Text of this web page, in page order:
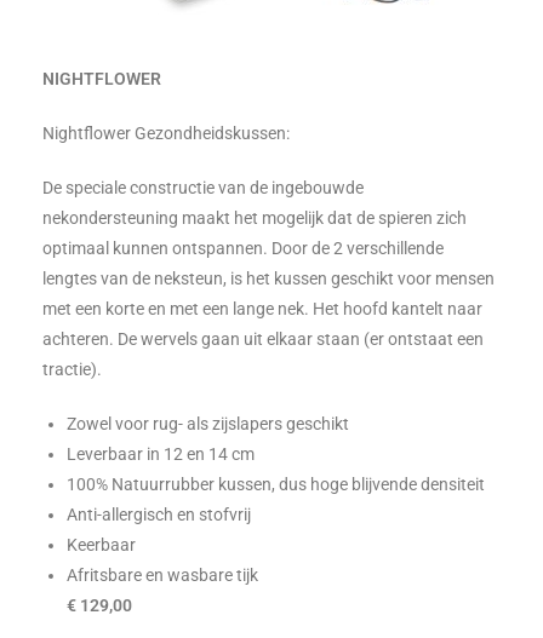
NIGHTFLOWER
Nightflower Gezondheidskussen:
De speciale constructie van de ingebouwde
nekondersteuning maakt het mogelijk dat de spieren zich
optimaal kunnen ontspannen. Door de 2 verschillende
lengtes van de neksteun, is het kussen geschikt voor mensen
met een korte en met een lange nek. Het hoofd kantelt naar
achteren. De wervels gaan uit elkaar staan (er ontstaat een
tractie).
Zowel voor rug- als zijslapers geschikt
Leverbaar in 12 en 14 cm
100% Natuurrubber kussen, dus hoge blijvende densiteit
Anti-allergisch en stofvrij
Keerbaar
Afritsbare en wasbare tijk
€ 129,00